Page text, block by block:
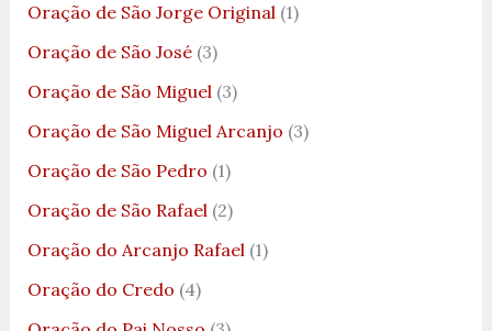
Oração de São Jorge Original(1)
Oração de São José(3)
Oração de São Miguel(3)
Oração de São Miguel Arcanjo (3)
Oração de São Pedro (1)
Oração de São Rafael(2)
Oração do Arcanjo Rafael(1)
Oração do Credo (4)